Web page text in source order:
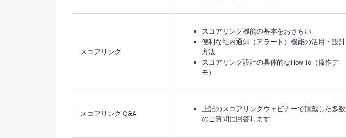
スコアリング
スコアリング機能の基本をおさらい
便利な社内通知（アラート）機能の活用・設計
方法
スコアリング設計の具体的なHow To（操作デ
モ）
スコアリング Q&A
上記のスコアリングウェビナーで頂戴した多数
のご質問に回答します